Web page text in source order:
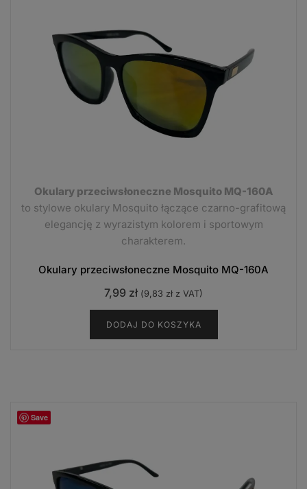
Okulary przeciwsłoneczne Mosquito MQ-160A
to stylowe okulary Mosquito łączące czarno-grafitową
elegancję z wyrazistym kolorem i sportowym
charakterem.
Okulary przeciwsłoneczne Mosquito MQ-160A
7,99 zł (9,83 zł z VAT)
DODAJ DO KOSZYKA
Save